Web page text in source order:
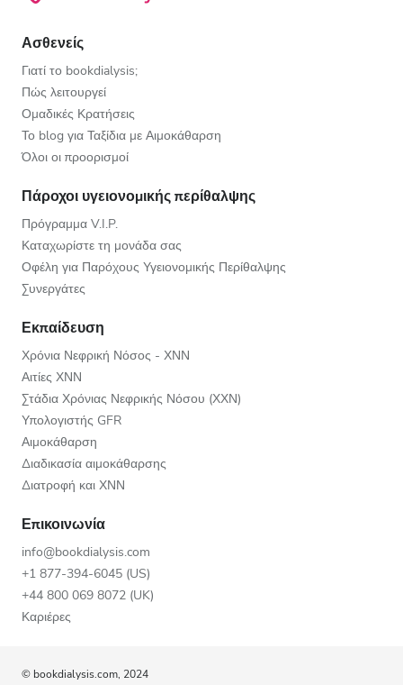
Ασθενείς
Γιατί το bookdialysis;
Πώς λειτουργεί
Ομαδικές Κρατήσεις
Το blog για Ταξίδια με Αιμοκάθαρση
Όλοι οι προορισμοί
Πάροχοι υγειονομικής περίθαλψης
Πρόγραμμα V.I.P.
Καταχωρίστε τη μονάδα σας
Οφέλη για Παρόχους Υγειονομικής Περίθαλψης
Συνεργάτες
Εκπαίδευση
Χρόνια Νεφρική Νόσος - ΧΝΝ
Αιτίες ΧΝΝ
Στάδια Χρόνιας Νεφρικής Νόσου (ΧΧΝ)
Υπολογιστής GFR
Αιμοκάθαρση
Διαδικασία αιμοκάθαρσης
Διατροφή και ΧΝΝ
Επικοινωνία
info@bookdialysis.com
+1 877-394-6045 (US)
+44 800 069 8072 (UK)
Καριέρες
© bookdialysis.com, 2024